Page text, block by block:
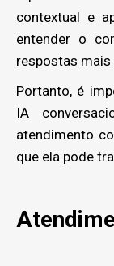
contextual e
entender o
respostas mais
Portanto, é
IA
atendimento
que ela pode